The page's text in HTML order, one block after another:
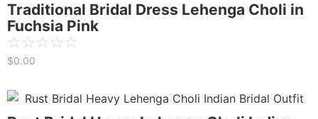
Traditional Bridal Dress Lehenga Choli in
Fuchsia Pink
☆☆☆☆☆
$0.00